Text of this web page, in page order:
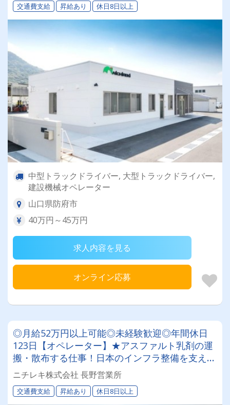
交通費支給 昇給あり 休日8日以上
中型トラックドライバー, 大型トラックドライバー,
建設機械オペレーター
山口県防府市
40万円～45万円
求人内容を見る
オンライン応募
◎月給52万円以上可能◎未経験歓迎◎年間休日
123日【オペレーター】★アスファルト乳剤の運
搬・散布する仕事！日本のインフラ整備を支える
やりがいアリ！！
ニチレキ株式会社 長野営業所
交通費支給 昇給あり 休日8日以上